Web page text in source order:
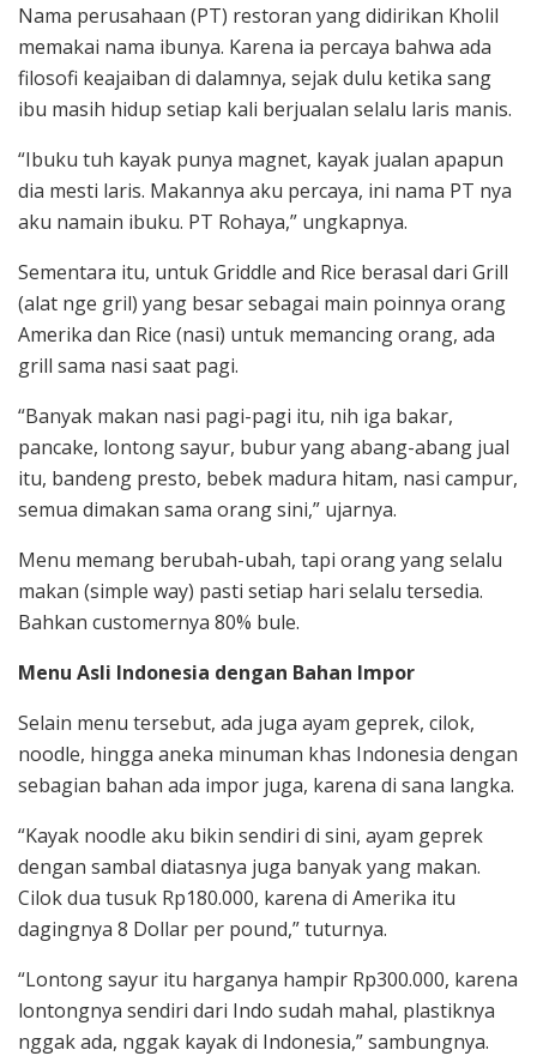
Nama perusahaan (PT) restoran yang didirikan Kholil
memakai nama ibunya. Karena ia percaya bahwa ada
filosofi keajaiban di dalamnya, sejak dulu ketika sang
ibu masih hidup setiap kali berjualan selalu laris manis.
“Ibuku tuh kayak punya magnet, kayak jualan apapun
dia mesti laris. Makannya aku percaya, ini nama PT nya
aku namain ibuku. PT Rohaya,” ungkapnya.
Sementara itu, untuk Griddle and Rice berasal dari Grill
(alat nge gril) yang besar sebagai main poinnya orang
Amerika dan Rice (nasi) untuk memancing orang, ada
grill sama nasi saat pagi.
“Banyak makan nasi pagi-pagi itu, nih iga bakar,
pancake, lontong sayur, bubur yang abang-abang jual
itu, bandeng presto, bebek madura hitam, nasi campur,
semua dimakan sama orang sini,” ujarnya.
Menu memang berubah-ubah, tapi orang yang selalu
makan (simple way) pasti setiap hari selalu tersedia.
Bahkan customernya 80% bule.
Menu Asli Indonesia dengan Bahan Impor
Selain menu tersebut, ada juga ayam geprek, cilok,
noodle, hingga aneka minuman khas Indonesia dengan
sebagian bahan ada impor juga, karena di sana langka.
“Kayak noodle aku bikin sendiri di sini, ayam geprek
dengan sambal diatasnya juga banyak yang makan.
Cilok dua tusuk Rp180.000, karena di Amerika itu
dagingnya 8 Dollar per pound,” tuturnya.
“Lontong sayur itu harganya hampir Rp300.000, karena
lontongnya sendiri dari Indo sudah mahal, plastiknya
nggak ada, nggak kayak di Indonesia,” sambungnya.